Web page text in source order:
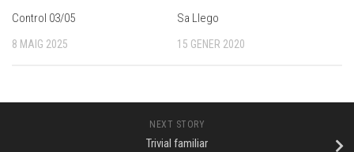
Control 03/05
8 MAIG 2025
Sa Llego
15 GENER 2020
NEXT STORY
Trivial familiar